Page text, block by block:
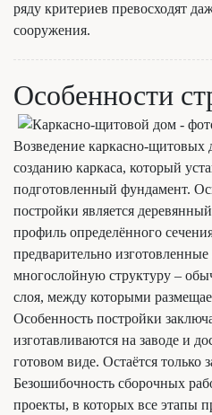
ряду критериев превосходят
сооружения.
Особенности
Возведение каркасно-щитовых
созданию каркаса, который
подготовленный фундамент.
постройки является
профиль определённого
предварительно
многослойную структуру –
слоя, между которыми
Особенность постройки
изготавливаются на заводе и
готовом виде. Остаётся только
Безошибочность сборочных
проекты, в которых все этапы